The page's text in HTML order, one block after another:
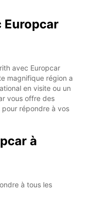
Europcar
avec Europcar
magnifique région a
en visite ou un
vous offre des
répondre à vos
à
à tous les